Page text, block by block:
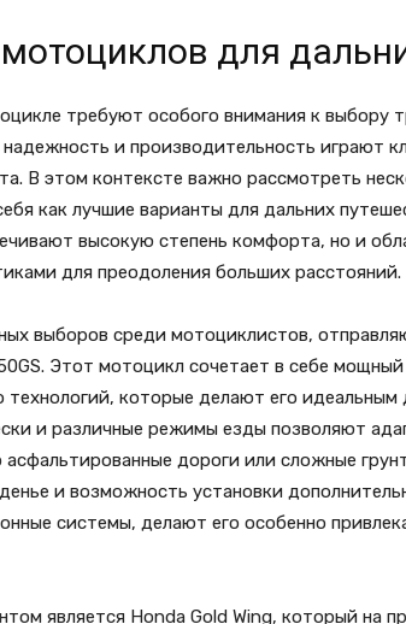
для
требуют особого внимания к выбору
и производительность играют
В этом контексте важно рассмотреть
как лучшие варианты для дальних
высокую степень комфорта, но и
для преодоления больших расстояний.
выборов среди мотоциклистов,
Этот мотоцикл сочетает в себе
которые делают его идеальным
и различные режимы езды позволяют
дороги или сложные
и возможность установки
системы, делают его особенно
является Honda Gold Wing, который на